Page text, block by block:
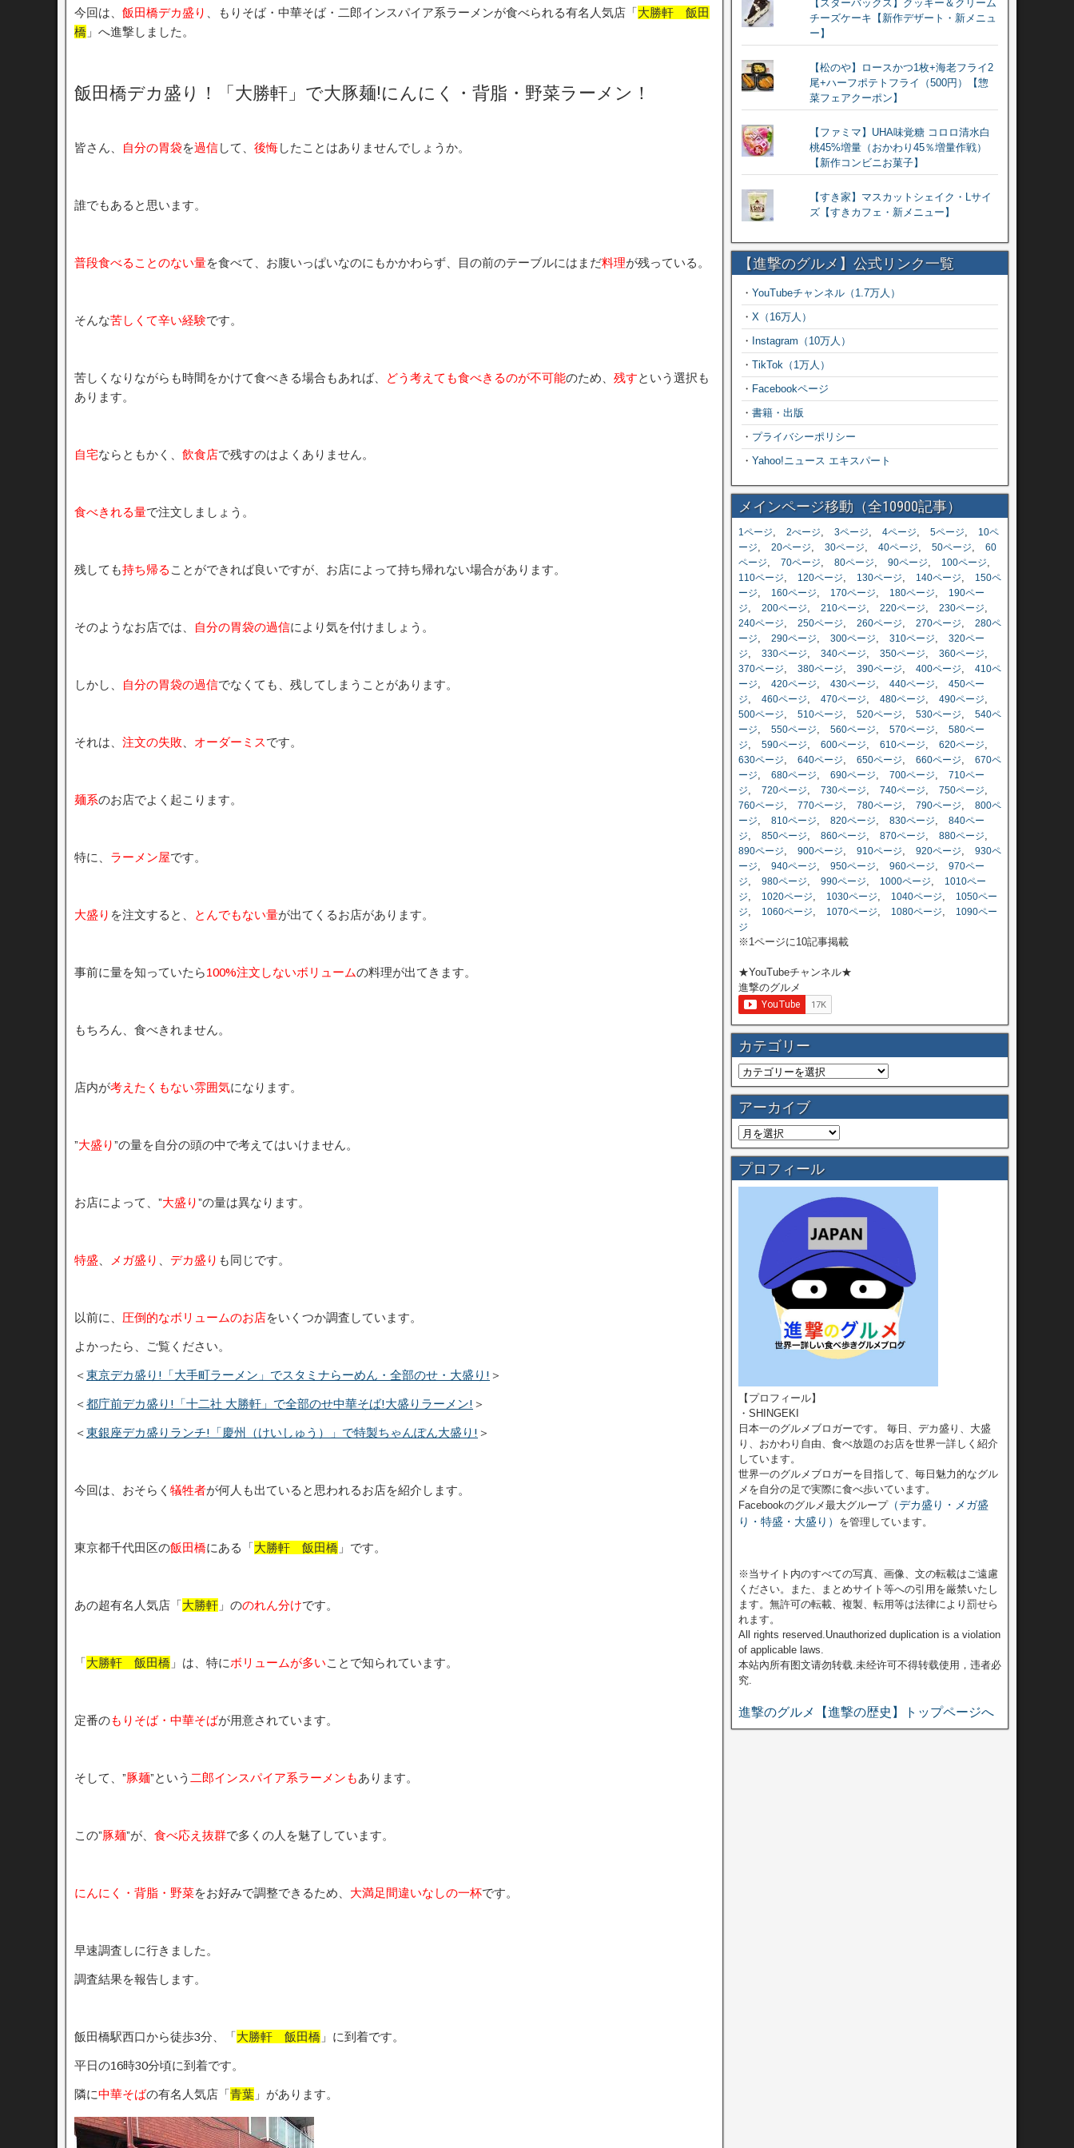
今回は、 飯田橋デカ盛り 、もりそば・中華そば・二郎インスパイア系ラーメンが食べられる有名人気店「大勝軒 飯田
橋 」へ進撃しました。
飯田橋デカ盛り！「大勝軒」で大豚麺!にんにく・背脂・野菜ラーメン！
皆さん、 自分の胃袋を過信して、 後悔したことはありませんでしょうか。
誰でもあると思います。
普段食べることのない量を食べて、お腹いっぱいなのにもかかわらず、目の前のテーブルにはまだ料理が残っている。
そんな苦しくて辛い経験です。
苦しくなりながらも時間をかけて食べきる場合もあれば、 どう考えても食べきるのが不可能のため、 残すという選択も
あります。
自宅ならともかく、 飲食店で残すのはよくありません。
食べきれる量で注文しましょう。
残しても持ち帰る ことができれば良いですが、お店によって持ち帰れない場合があります。
そのようなお店では、 自分の胃袋の過信により気を付けましょう。
しかし、 自分の胃袋の過信でなくても、残してしまうことがあります。
それは、 注文の失敗 オーダーミスです。
麺系のお店でよく起こります。
特に、 ラーメン屋です。
大盛り を注文すると、 とんでもない量が出てくるお店があります。
事前に量を知っていたら100%注文しないボリュームの料理が出てきます。
もちろん、食べきれません。
店内が考えたくもない雰囲気になります。
”大盛り”の量を自分の頭の中で考えてはいけません。
お店によって、”大盛り”の量は異なります。
特盛 メガ盛り デカ盛り も同じです。
以前に、 圧倒的なボリュームのお店をいくつか調査しています。
よかったら、ご覧ください。
＜東京デカ盛り!「大手町ラーメン」でスタミナらーめん・全部のせ・大盛り! ＞
＜都庁前デカ盛り!「十二社 大勝軒」で全部のせ中華そば!大盛りラーメン! ＞
＜東銀座デカ盛りランチ!「慶州（けいしゅう）」で特製ちゃんぽん大盛り! ＞
今回は、おそらく 犠牲者が何人も出ていると思われるお店を紹介します。
東京都千代田区の飯田橋にある「大勝軒 飯田橋 」です。
あの超有名人気店「大勝軒 」ののれん分けです。
「大勝軒 飯田橋 」は、特にボリュームが多いことで知られています。
定番のもりそば・中華そばが用意されています。
そして、”豚麺”という 二郎インスパイア系ラーメンもあります。
この”豚麺”が、 食べ応え抜群で多くの人を魅了しています。
にんにく・背脂・野菜をお好みで調整できるため、 大満足間違いなしの一杯です。
早速調査しに行きました。
調査結果を報告します。
飯田橋駅西口から徒歩3分、「大勝軒 飯田橋 」に到着です。
平日の16時30分頃に到着です。
隣に中華そばの有名人気店「青葉 」があります。
【スターバックス】クッキー＆クリーム
チーズケーキ【新作デザート・新メニュ
ー】
【松のや】ロースかつ1枚+海老フライ2
尾+ハーフポテトフライ（500円）【惣
菜フェアクーポン】
【ファミマ】UHA味覚糖 コロロ清水白
桃45%増量（おかわり45％増量作戦）
【新作コンビニお菓子】
【すき家】マスカットシェイク・Lサイ
ズ【すきカフェ・新メニュー】
【進撃のグルメ】公式リンク一覧
・ YouTubeチャンネル（1.7万人）
・ X（16万人）
・ Instagram（10万人）
・ TikTok（1万人）
・ Facebookページ
・ 書籍・出版
・ プライバシーポリシー
・ Yahoo!ニュース エキスパート
メインページ移動（全10900記事）
1ページ, 2ぺージ, 3ページ, 4ページ, 5ページ,
10ペ
ージ, 20ページ, 30ページ, 40ページ, 50ページ, 60
ページ, 70ページ, 80ページ, 90ページ, 100ページ,
110ページ, 120ページ, 130ページ, 140ページ,
150ペ
ージ, 160ページ, 170ページ, 180ページ,
190ペー
ジ, 200ページ, 210ページ, 220ページ, 230ページ,
240ページ, 250ページ, 260ページ, 270ページ, 280ペ
ージ, 290ページ, 300ページ, 310ページ, 320ペー
ジ, 330ページ, 340ページ, 350ページ, 360ページ,
370ページ, 380ページ, 390ページ, 400ページ, 410ペ
ージ, 420ページ, 430ページ, 440ページ, 450ペー
ジ, 460ページ, 470ページ, 480ページ, 490ページ,
500ページ, 510ページ, 520ページ, 530ページ, 540ペ
ージ, 550ページ, 560ページ, 570ページ, 580ペー
ジ, 590ページ, 600ページ, 610ページ, 620ページ,
630ページ, 640ページ, 650ページ, 660ページ, 670ペ
ージ, 680ページ, 690ページ, 700ページ, 710ペー
ジ, 720ページ, 730ページ, 740ページ, 750ページ,
760ページ, 770ページ, 780ページ, 790ページ, 800ペ
ージ, 810ページ, 820ページ, 830ページ, 840ペー
ジ, 850ページ, 860ページ, 870ページ, 880ページ,
890ページ, 900ページ, 910ページ, 920ページ, 930ペ
ージ, 940ページ, 950ページ, 960ページ, 970ペー
ジ, 980ページ, 990ページ, 1000ページ,
1010ペー
ジ, 1020ページ, 1030ページ, 1040ページ,
1050ペー
ジ, 1060ページ, 1070ページ, 1080ページ,
1090ペー
ジ
※1ページに10記事掲載
★YouTubeチャンネル★
進撃のグルメ
カテゴリー
アーカイブ
プロフィール
【プロフィール】
・SHINGEKI
日本一のグルメブロガーです。 毎日、デカ盛り、大盛
り、おかわり自由、食べ放題のお店を世界一詳しく紹介
しています。
世界一のグルメブロガーを目指して、毎日魅力的なグル
メを自分の足で実際に食べ歩いています。
Facebookのグルメ最大グループ（デカ盛り・メガ盛
り・特盛・大盛り） を管理しています。
※当サイト内のすべての写真、画像、文の転載はご遠慮
ください。また、まとめサイト等への引用を厳禁いたし
ます。無許可の転載、複製、転用等は法律により罰せら
れます。
All rights reserved.Unauthorized duplication is a violation
of applicable laws.
本站內所有图文请勿转载.未经许可不得转载使用，违者必
究.
進撃のグルメ【進撃の歴史】トップページへ